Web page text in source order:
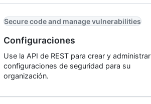
Secure code and manage vulnerabilities
Configuraciones
Use la API de REST para crear y administrar
configuraciones de seguridad para su
organización.